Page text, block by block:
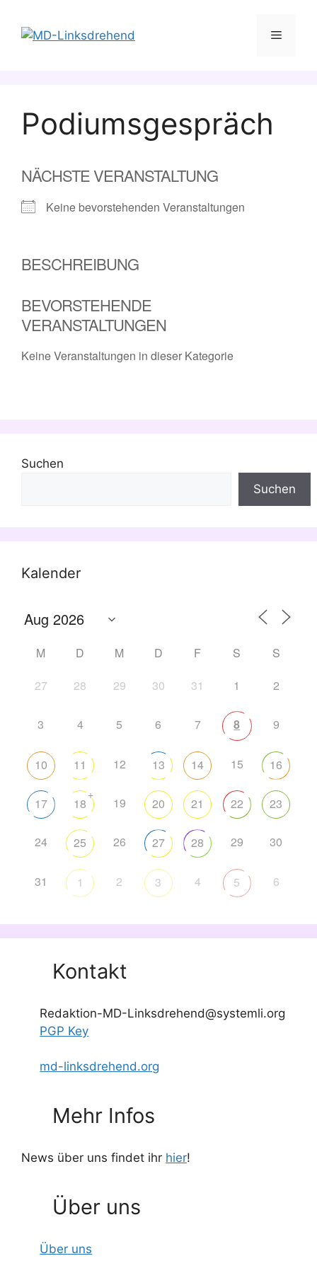
Inhalt
springen
Menü
Podiumsgespräch
NÄCHSTE VERANSTALTUNG
Keine bevorstehenden Veranstaltungen
BESCHREIBUNG
BEVORSTEHENDE
VERANSTALTUNGEN
Keine Veranstaltungen in dieser Kategorie
Suchen
Suchen
Kalender
M D M D F S
S
27
28 29 30 31 1 2
3 4 5 6 7 8 9
10 11 12 13 14 15 16
17 18
+
19 20 21 22 23
24 25 26 27 28 29 30
31 1 2 3 4 5 6
Kontakt
Redaktion-MD-Linksdrehend@systemli.org
PGP Key
md-linksdrehend.org
Mehr Infos
News über uns findet ihr hier!
Über uns
Über uns